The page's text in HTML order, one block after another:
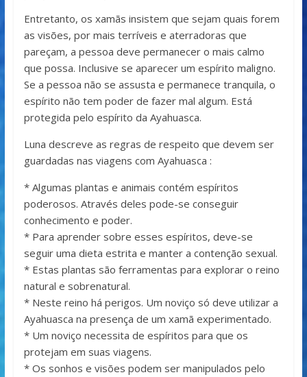
Entretanto, os xamãs insistem que sejam quais forem
as visões, por mais terríveis e aterradoras que
pareçam, a pessoa deve permanecer o mais calmo
que possa. Inclusive se aparecer um espírito maligno.
Se a pessoa não se assusta e permanece tranquila, o
espírito não tem poder de fazer mal algum. Está
protegida pelo espírito da Ayahuasca.
Luna descreve as regras de respeito que devem ser
guardadas nas viagens com Ayahuasca :
* Algumas plantas e animais contém espíritos
poderosos. Através deles pode-se conseguir
conhecimento e poder.
* Para aprender sobre esses espíritos, deve-se
seguir uma dieta estrita e manter a contenção sexual.
* Estas plantas são ferramentas para explorar o reino
natural e sobrenatural.
* Neste reino há perigos. Um noviço só deve utilizar a
Ayahuasca na presença de um xamã experimentado.
* Um noviço necessita de espíritos para que os
protejam em suas viagens.
* Os sonhos e visões podem ser manipulados pelo